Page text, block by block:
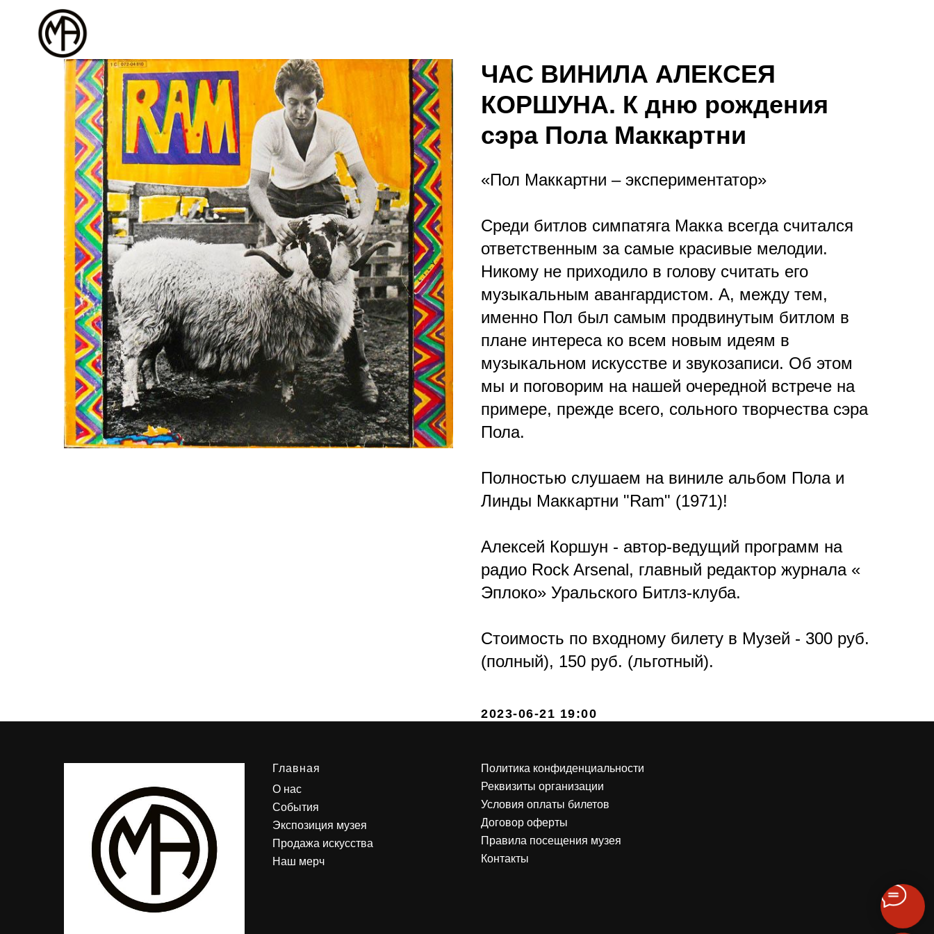
ЧАС ВИНИЛА АЛЕКСЕЯ
КОРШУНА. К дню рождения
сэра Пола Маккартни
«Пол Маккартни – экспериментатор»
Среди битлов симпатяга Макка всегда считался
ответственным за самые красивые мелодии.
Никому не приходило в голову считать его
музыкальным авангардистом. А, между тем,
именно Пол был самым продвинутым битлом в
плане интереса ко всем новым идеям в
музыкальном искусстве и звукозаписи. Об этом
мы и поговорим на нашей очередной встрече на
примере, прежде всего, сольного творчества сэра
Пола.
Полностью слушаем на виниле альбом Пола и
Линды Маккартни "Ram" (1971)!
Алексей Коршун - автор-ведущий программ на
радио Rock Arsenal, главный редактор журнала «
Эплоко» Уральского Битлз-клуба.
Стоимость по входному билету в Музей - 300 руб.
(полный), 150 руб. (льготный).
2023-06-21 19:00
Главная
О нас
События
Экспозиция музея
Продажа искусства
Наш мерч
Политика конфиденциальности
Реквизиты организации
Условия оплаты билетов
Договор оферты
Правила посещения музея
Контакты